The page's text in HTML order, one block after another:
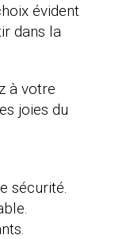
évident
dans la
à votre
joies du
sécurité.